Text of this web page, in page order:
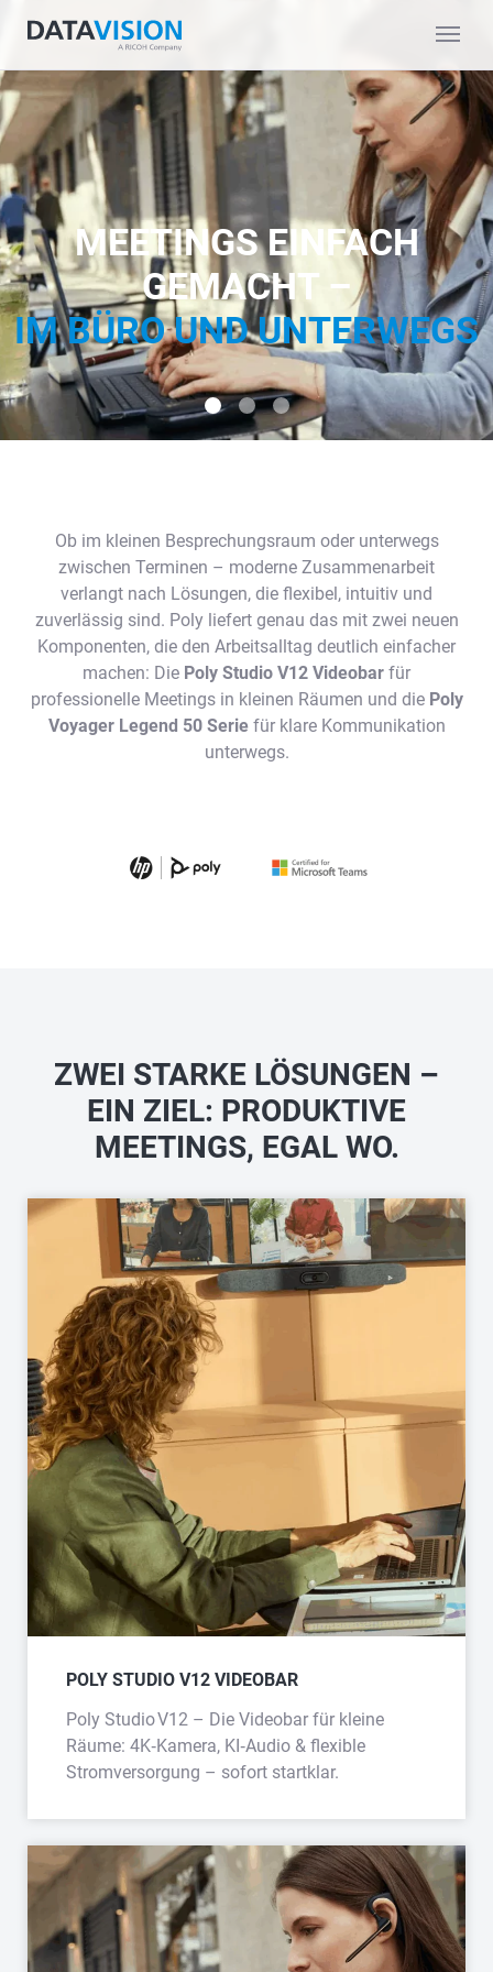
MEETINGS EINFACH
GEMACHT –
IM BÜRO UND UNTERWEGS
Ob im kleinen Besprechungsraum oder unterwegs
zwischen Terminen – moderne Zusammenarbeit
verlangt nach Lösungen, die flexibel, intuitiv und
zuverlässig sind. Poly liefert genau das mit zwei neuen
Komponenten, die den Arbeitsalltag deutlich einfacher
machen: Die Poly Studio V12 Videobar für
professionelle Meetings in kleinen Räumen und die Poly
Voyager Legend 50 Seriefür klare Kommunikation
unterwegs.
ZWEI STARKE LÖSUNGEN –
EIN ZIEL: PRODUKTIVE
MEETINGS, EGAL WO.
POLY STUDIO V12 VIDEOBAR
Poly Studio V12 – Die Videobar für kleine
Räume: 4K‑Kamera, KI‑Audio & flexible
Stromversorgung – sofort startklar.